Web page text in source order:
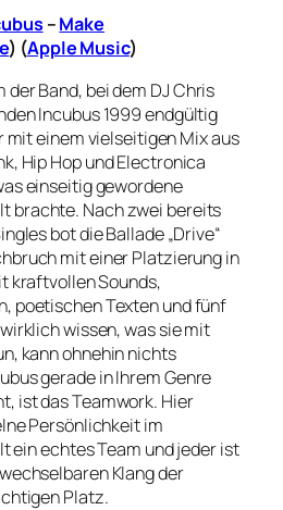
–Make
) (Apple Music)
Band, bei dem DJ Chris
Incubus 1999 endgültig
mit einem vielseitigen Mix aus
Hip Hop und Electronica
einseitig gewordene
brachte. Nach zwei bereits
bot die Ballade „Drive“
mit einer Platzierung in
kraftvollen Sounds,
poetischen Texten und fünf
wissen, was sie mit
kann ohnehin nichts
gerade in Ihrem Genre
ist das Teamwork. Hier
Persönlichkeit im
ein echtes Team und jeder ist
Klang der
Platz.